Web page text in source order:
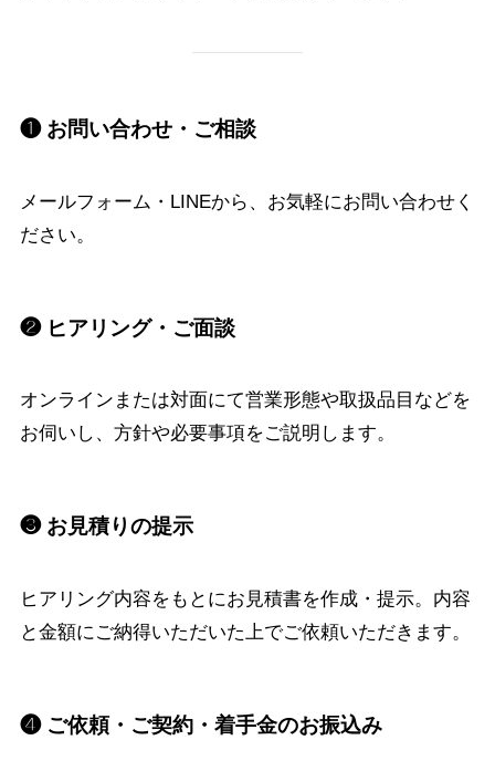
❶ お問い合わせ・ご相談
メールフォーム・LINEから、お気軽にお問い合わせく
ださい。
❷ ヒアリング・ご面談
オンラインまたは対面にて営業形態や取扱品目などを
お伺いし、方針や必要事項をご説明します。
❸ お見積りの提示
ヒアリング内容をもとにお見積書を作成・提示。内容
と金額にご納得いただいた上でご依頼いただきます。
❹ ご依頼・ご契約・着手金のお振込み